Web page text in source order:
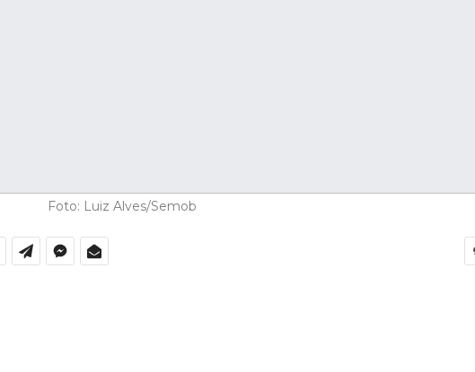
Foto: Luiz Alves/Semob